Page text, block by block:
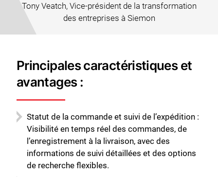
Tony Veatch, Vice-président de la transformation
des entreprises à Siemon
Principales caractéristiques et
avantages :
Statut de la commande et suivi de l’expédition :
Visibilité en temps réel des commandes, de
l’enregistrement à la livraison, avec des
informations de suivi détaillées et des options
de recherche flexibles.